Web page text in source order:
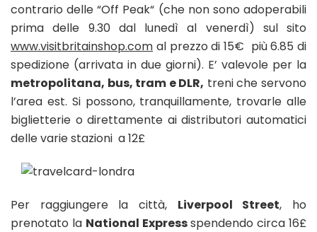
contrario delle “Off Peak“ (che non sono adoperabili
prima delle 9.30 dal lunedì al venerdì) sul sito
www.visitbritainshop.com al prezzo di 15€ più 6.85 di
spedizione (arrivata in due giorni). E’ valevole per la
metropolitana, bus, tram e DLR, treni che servono
l’area est. Si possono, tranquillamente, trovarle alle
biglietterie o direttamente ai distributori automatici
delle varie stazioni a 12£
Per raggiungere la città, Liverpool Street, ho
prenotato la National Expressspendendo circa 16£